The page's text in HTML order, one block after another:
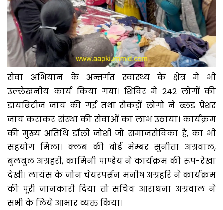
सेवा अभियान के अन्तर्गत स्वास्थ्य के क्षेत्र में भी
उल्लेखनीय कार्य किया गया। शिविर में 242 लोगों की
डायबिटीज जांच की गई तथा सैकड़ों लोगों ने ब्लड प्रेशर
जांच कराकर संस्था की सेवाओं का लाभ उठाया। कार्यक्रम
की मुख्य अतिथि डॉली जोशी जो समाजसेविका हैं, का भी
सहयोग मिला। क्लब की बोर्ड मेम्बर सुनीता अग्रवाल,
बुलबुल अग्रहरी, कामिनी पाण्डेय ने कार्यक्रम की रूप-रेखा
देखी। लायंस के जोन चेयरपर्सन मनीष अग्रहरि ने कार्यक्रम
की पूरी जानकारी दिया तो सचिव आराधना अग्रवाल ने
सभी के लिये आभार व्यक्त किया।